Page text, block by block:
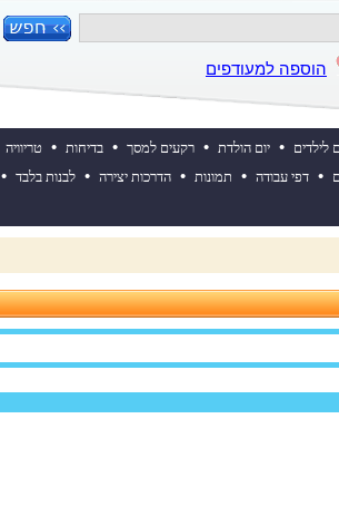
הוספה למעודפים
לילדים • יום הולדת • רקעים למסך • בדיחות • טריוויה
• דפי עבודה • תמונות • הדרכות יצירה • לבנות בלבד •